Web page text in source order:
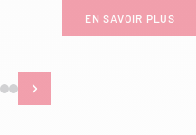
EN SAVOIR PLUS